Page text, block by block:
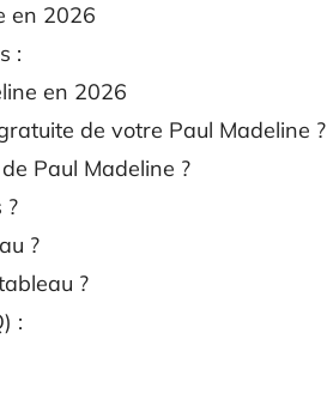
en 2026
:
en 2026
de votre Paul Madeline ?
Paul Madeline ?
?
?
?
: